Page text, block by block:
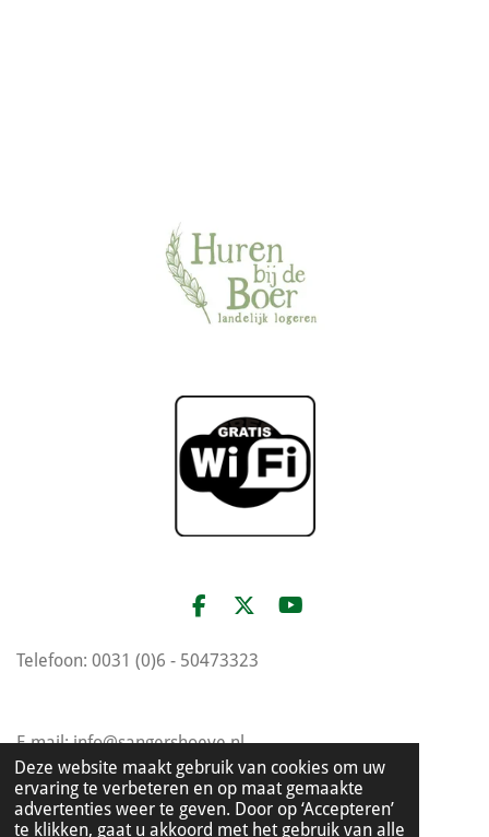
Deze website maakt gebruik van cookies om uw
ervaring te verbeteren en op maat gemaakte
advertenties weer te geven. Door op ‘Accepteren’
te klikken, gaat u akkoord met het gebruik van alle
F
c
o
k
X
Y
e
Telefoon: 0031 (0)6 - 50473323
E-mail: info@sangershoeve.nl
Prior Gielenstraat 4, 6109 AB Ohé en Laak